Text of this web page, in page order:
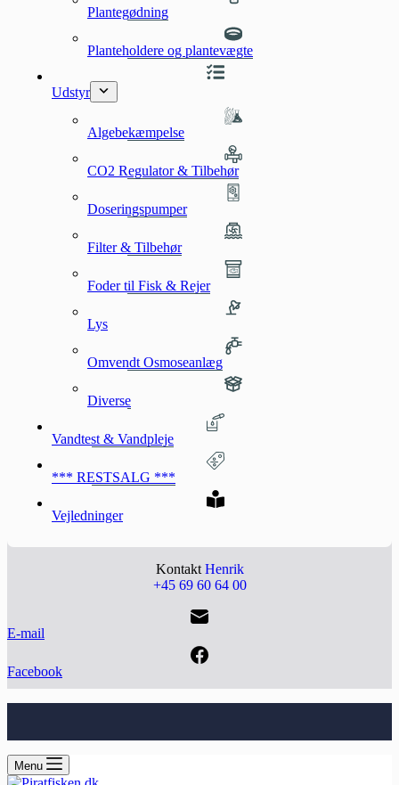
Plantegødning
Planteholdere og plantevægte
Udstyr
Algebekæmpelse
CO2 Regulator & Tilbehør
Doseringspumper
Filter & Tilbehør
Foder til Fisk & Rejer
Lys
Omvendt Osmoseanlæg
Diverse
Vandtest & Vandpleje
*** RESTSALG ***
Vejledninger
Kontakt Henrik
+45 69 60 64 00
E-mail
Facebook
Menu